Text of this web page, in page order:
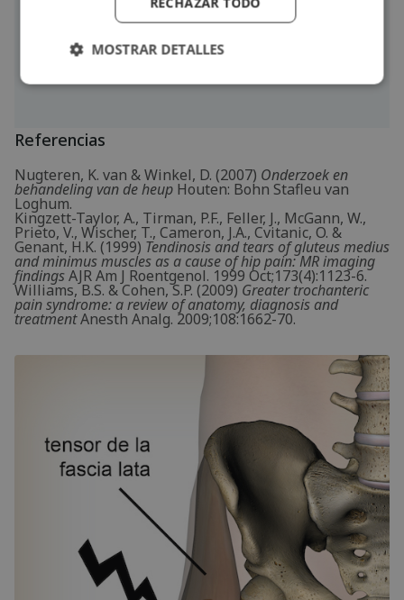
Más información
Puede comprobar sus síntomas mediante el
reconocimiento fisioterapéutico en línea
Referencias
Nugteren, K. van & Winkel, D. (2007) Onderzoek en
behandeling van de heup Houten: Bohn Stafleu van
Loghum.
Kingzett-Taylor, A., Tirman, P.F., Feller, J., McGann, W.,
Prieto, V., Wischer, T., Cameron, J.A., Cvitanic, O. &
Genant, H.K. (1999) Tendinosis and tears of gluteus medius
and minimus muscles as a cause of hip pain: MR imaging
findingsAJR Am J Roentgenol. 1999 Oct;173(4):1123-6.
Williams, B.S. & Cohen, S.P. (2009) Greater trochanteric
pain syndrome: a review of anatomy, diagnosis and
treatmentAnesth Analg. 2009;108:1662-70.
MOSTRAR DETALLES